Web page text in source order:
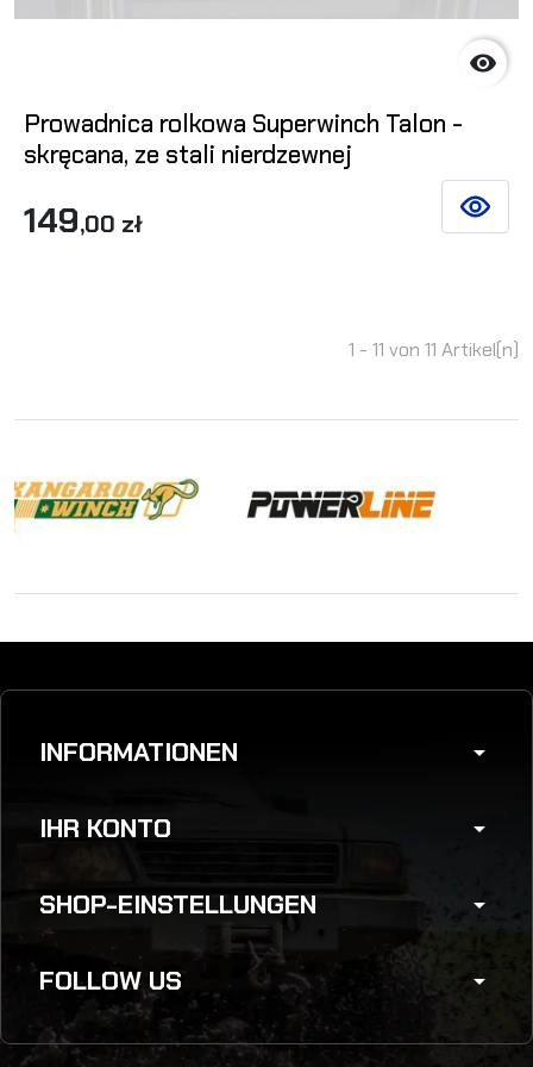

Prowadnica rolkowa Superwinch Talon -
skręcana, ze stali nierdzewnej
149,00 zł SIEHE
1 - 11 von 11 Artikel(n)
INFORMATIONEN arrow_drop_down
IHR KONTO arrow_drop_down
SHOP-EINSTELLUNGEN arrow_drop_down
FOLLOW US arrow_drop_down